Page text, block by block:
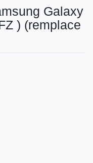
Galaxy
) (remplace